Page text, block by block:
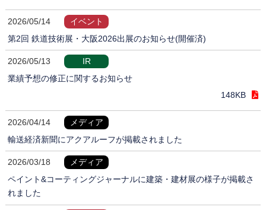
2026/05/14
イベント
第2回 鉄道技術展・大阪2026出展のお知らせ(開催済)
2026/05/13
IR
業績予想の修正に関するお知らせ
148KB
2026/04/14
メディア
輸送経済新聞にアクアルーフが掲載されました
2026/03/18
メディア
ペイント&コーティングジャーナルに建築・建材展の様子が掲載さ
れました